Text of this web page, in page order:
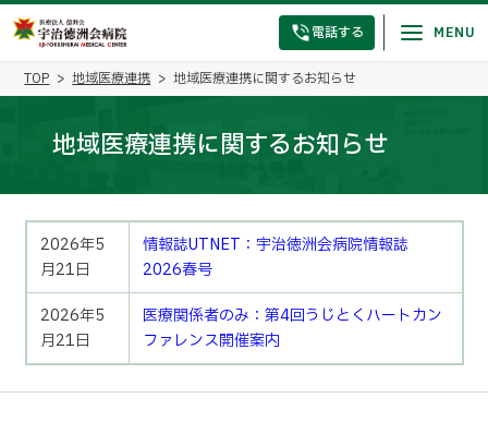
電話する
TOP 地域医療連携 地域医療連携に関するお知らせ
地域医療連携に関するお知らせ
2026年5
月21日
情報誌UTNET：宇治徳洲会病院情報誌
2026春号
2026年5
月21日
医療関係者のみ：第4回うじとくハートカン
ファレンス開催案内